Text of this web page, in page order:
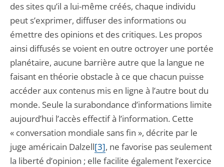
des sites qu’il a lui-même créés, chaque individu
peut s’exprimer, diffuser des informations ou
émettre des opinions et des critiques. Les propos
ainsi diffusés se voient en outre octroyer une portée
planétaire, aucune barrière autre que la langue ne
faisant en théorie obstacle à ce que chacun puisse
accéder aux contenus mis en ligne à l’autre bout du
monde. Seule la surabondance d’informations limite
aujourd’hui l’accès effectif à l’information. Cette
« conversation mondiale sans fin », décrite par le
juge américain Dalzell[3], ne favorise pas seulement
la liberté d’opinion ; elle facilite également l’exercice